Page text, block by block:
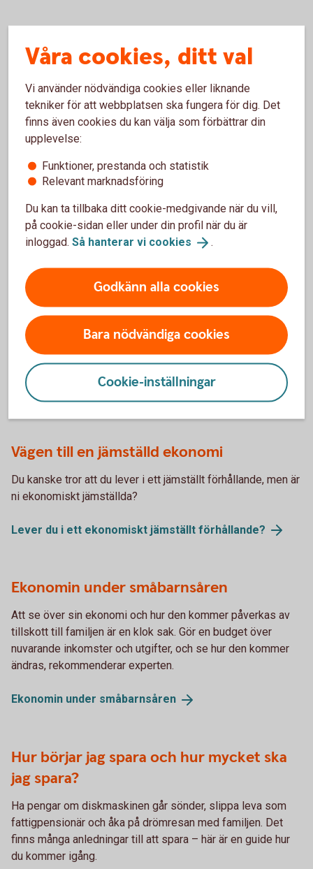
Tips! Stärk din privatekonomi och
Hur mår din ekonomi?
God finansiell hälsa handlar om kunskap och förmåga att
och vet hur du kan påverka den, kan du också ta kontroll och
öka din ekonomiska trygghet och frihet.
Öka din finansiellahälsa
5 tips när du flyttar ihop
Har relationen tagit ett nytt kliv och ni har bestämt er för att
flytta ihop? Eller kanske är ni två vänner som slår era påsar
ihop? Oavsett anledning finns det några saker som är bra
att tänka igenom innan flyttlasset går.
Flytta i hop - tänk på det
Vägen till en jämställd ekonomi
Du kanske tror att du lever i ett jämställt förhållande, men är
ni ekonomiskt jämställda?
Lever du i ett ekonomiskt jämställt förhållande?
Ekonomin under småbarnsåren
Att se över sin ekonomi och hur den kommer påverkas av
tillskott till familjen är en klok sak. Gör en budget över
nuvarande inkomster och utgifter, och se hur den kommer
ändras, rekommenderar experten.
Ekonomin under småbarnsåren
Hur börjar jag spara och hur mycket ska
jag spara?
Ha pengar om diskmaskinen går sönder, slippa leva som
fattigpensionär och åka på drömresan med familjen. Det
finns många anledningar till att spara – här är en guide hur
du kommer igång.
Våra cookies, ditt val
Vi använder nödvändiga cookies eller liknande
tekniker för att webbplatsen ska fungera för dig. Det
finns även cookies du kan välja som förbättrar din
upplevelse:
Funktioner, prestanda och statistik
Relevant marknadsföring
Du kan ta tillbaka ditt cookie-medgivande när du vill,
på cookie-sidan eller under din profil när du är
inloggad. Så hanterar vi cookies .
Godkänn alla cookies
Bara nödvändiga cookies
Cookie-inställningar